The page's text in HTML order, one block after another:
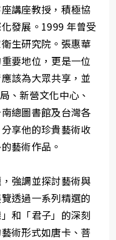
講座教授，積極協
發展。1999 年曾受
生研究院。張惠華
要地位，更是一位
該為大眾共享，並
、新營文化中心、
總圖書館及台灣各
享他的珍貴藝術收
藝術作品。
強調並探討藝術與
透過一系列精選的
和「君子」的深刻
術形式如唐卡、菩